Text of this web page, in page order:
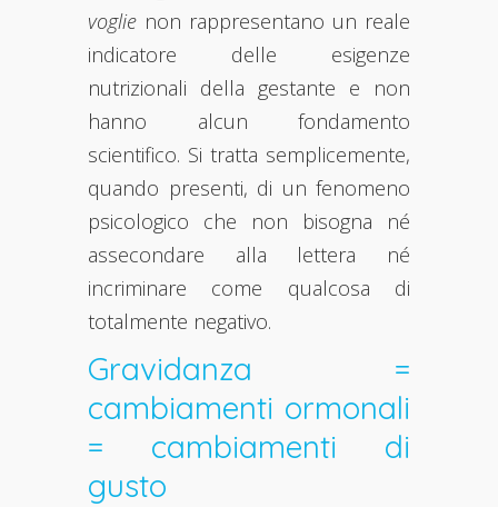
voglie non rappresentano un reale
indicatore delle esigenze
nutrizionali della gestante e non
hanno alcun fondamento
scientifico. Si tratta semplicemente,
quando presenti, di un fenomeno
psicologico che non bisogna né
assecondare alla lettera né
incriminare come qualcosa di
totalmente negativo.
Gravidanza =
cambiamenti ormonali
= cambiamenti di
gusto